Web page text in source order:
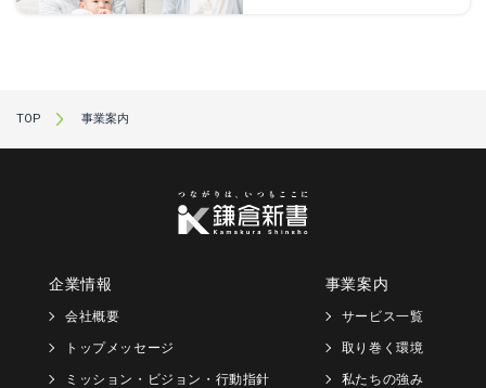
TOP 事業案内
企業情報
会社概要
トップメッセージ
ミッション・ビジョン・行動指針
事業案内
サービス一覧
取り巻く環境
私たちの強み